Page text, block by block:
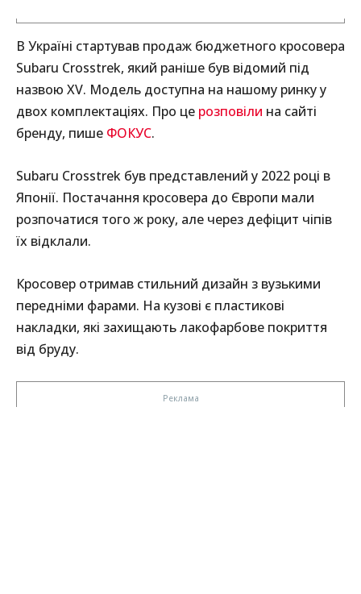
В Україні стартував продаж бюджетного кросовера
Subaru Crosstrek, який раніше був відомий під
назвою XV. Модель доступна на нашому ринку у
двох комплектаціях. Про це розповіли на сайті
бренду, пише ФОКУС.
Subaru Crosstrek був представлений у 2022 році в
Японії. Постачання кросовера до Європи мали
розпочатися того ж року, але через дефіцит чіпів
їх відклали.
Кросовер отримав стильний дизайн з вузькими
передніми фарами. На кузові є пластикові
накладки, які захищають лакофарбове покриття
від бруду.